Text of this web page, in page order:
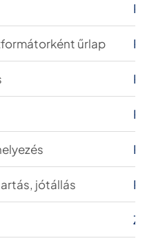
PDF
űrlap PDF
PDF
PDF
PDF
jótállás PDF
ZIP